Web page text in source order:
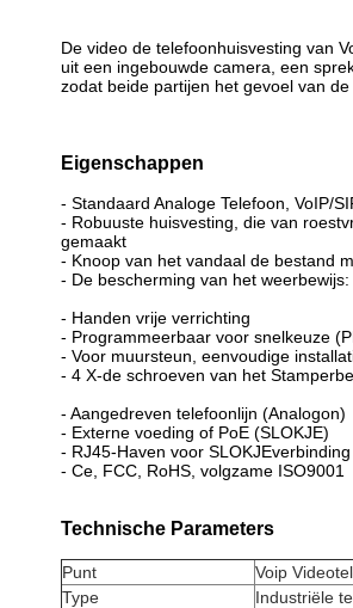
De video de telefoonhuisvesting van
uit een ingebouwde camera, een
zodat beide partijen het gevoel van
Eigenschappen
- Standaard Analoge Telefoon, VoIP/
- Robuuste huisvesting, die van
gemaakt
- Knoop van het vandaal de bestand
- De bescherming van het
- Handen vrije verrichting
- Programmeerbaar voor snelkeuze
- Voor muursteun, eenvoudige
- 4 X-de schroeven van het
- Aangedreven telefoonlijn (Analogon)
- Externe voeding of PoE (SLOKJE)
- RJ45-Haven voor SLOKJEverbinding
- Ce, FCC, RoHS, volgzame ISO9001
Technische Parameters
Punt
Voip
Type
Industriële